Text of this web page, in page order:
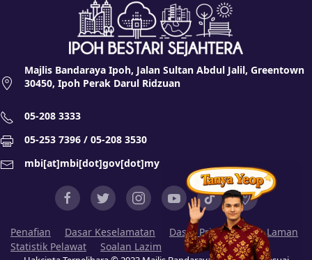
Majlis Bandaraya Ipoh, Jalan Sultan Abdul Jalil, Greentown
30450, Ipoh Perak Darul Ridzuan
05-208 3333
05-253 7396 / 05-208 3530
mbi[at]mbi[dot]gov[dot]my
Penafian Dasar Keselamatan Dasar Privasi
Peta Laman
Statistik Pelawat
Soalan Lazim